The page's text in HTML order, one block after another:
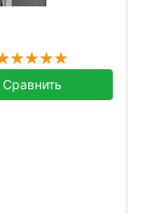
Сравнить